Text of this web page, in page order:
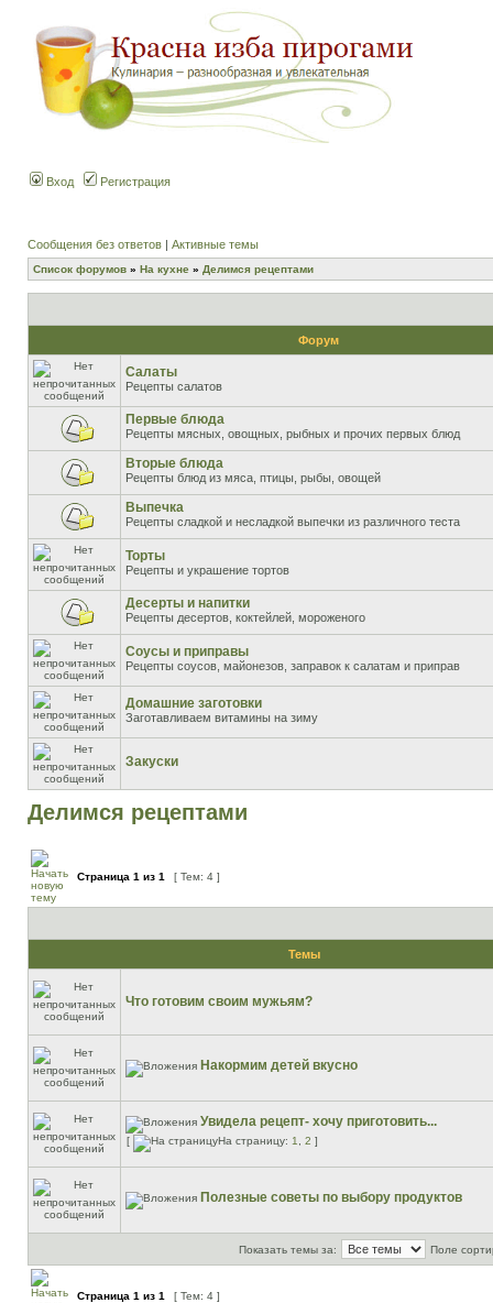
Вход Регистрация
Сообщения без ответов | Активные темы
Список форумов » На кухне » Делимся рецептами
Форум
Салаты
Рецепты салатов
Первые блюда
Рецепты мясных, овощных, рыбных и прочих первых блюд
Вторые блюда
Рецепты блюд из мяса, птицы, рыбы, овощей
Выпечка
Рецепты сладкой и несладкой выпечки из различного теста
Торты
Рецепты и украшение тортов
Десерты и напитки
Рецепты десертов, коктейлей, мороженого
Соусы и приправы
Рецепты соусов, майонезов, заправок к салатам и приправ
Домашние заготовки
Заготавливаем витамины на зиму
Закуски
Делимся рецептами
Страница 1 из 1 [ Тем: 4 ]
Темы
Что готовим своим мужьям?
Накормим детей вкусно
Увидела рецепт- хочу приготовить...
[ На страницу: 1 2 ]
Полезные советы по выбору продуктов
Показать темы за: Поле
Страница 1 из 1 [ Тем: 4 ]